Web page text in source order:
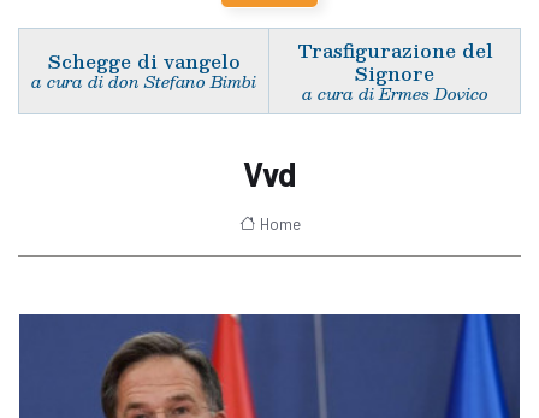
Schegge di vangelo
a cura di don Stefano Bimbi
Trasfigurazione del
Signore
a cura di Ermes Dovico
Vvd
Home